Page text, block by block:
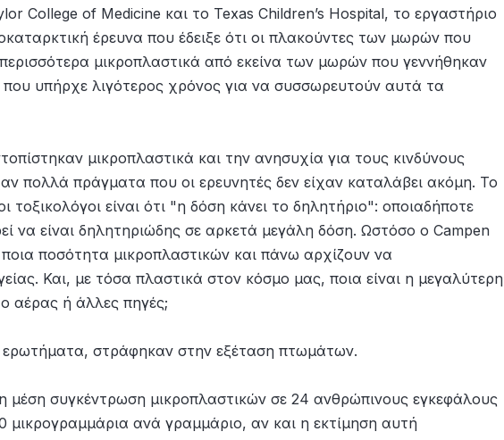
College of Medicine και το Texas Children’s Hospital, το εργαστήριο
έρευνα που έδειξε ότι οι πλακούντες των μωρών που
μικροπλαστικά από εκείνα των μωρών που γεννήθηκαν
υπήρχε λιγότερος χρόνος για να συσσωρευτούν αυτά τα
μικροπλαστικά και την ανησυχία για τους κινδύνους
πολλά πράγματα που οι ερευνητές δεν είχαν καταλάβει ακόμη. Το
είναι ότι "η δόση κάνει το δηλητήριο": οποιαδήποτε
να είναι δηλητηριώδης σε αρκετά μεγάλη δόση. Ωστόσο ο Campen
ποσότητα μικροπλαστικών και πάνω αρχίζουν να
Και, με τόσα πλαστικά στον κόσμο μας, ποια είναι η μεγαλύτερη
αέρας ή άλλες πηγές;
στράφηκαν στην εξέταση πτωμάτων.
συγκέντρωση μικροπλαστικών σε 24 ανθρώπινους εγκεφάλους
μικρογραμμάρια ανά γραμμάριο, αν και η εκτίμηση αυτή